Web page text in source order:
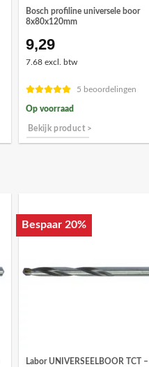
Bosch profiline universele boor
8x80x120mm
9,29
7.68 excl. btw
5 beoordelingen
Op voorraad
Bekijk product >
Bespaar 20%
Labor UNIVERSEELBOOR TCT –